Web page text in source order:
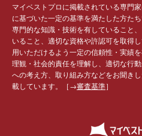
マイベストプロに掲載されている専門
に基づいた一定の基準を満たした方た
専門的な知識・技術を有していること
いること、適切な資格や許認可を取得
用いただけるよう一定の信頼性・実績
理観・社会的責任を理解し、適切な行
への考え方、取り組み方などをお聞き
載しています。［→審査基準］